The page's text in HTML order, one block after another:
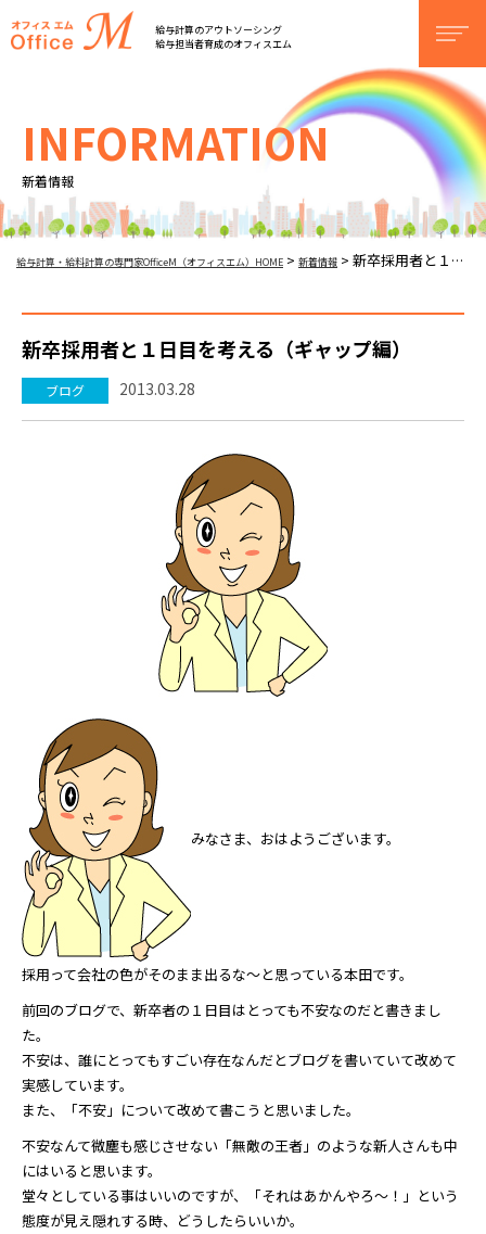
オフィスM
給与計算のアウトソーシング
給与担当者育成のオフィスエム
INFORMATION
新着情報
給与計算・給料計算の専門家OfficeM（オフィスエム）HOME > 新着情報 > 新卒採用者と１日目を考える（ギャップ編）
新卒採用者と１日目を考える（ギャップ編）
ブログ 2013.03.28
みなさま、おはようございます。
採用って会社の色がそのまま出るな～と思っている本田です。
前回のブログで、新卒者の１日目はとっても不安なのだと書きまし
た。
不安は、誰にとってもすごい存在なんだとブログを書いていて改めて
実感しています。
また、「不安」について改めて書こうと思いました。
不安なんて微塵も感じさせない「無敵の王者」のような新人さんも中
にはいると思います。
堂々としている事はいいのですが、「それはあかんやろ～！」という
態度が見え隠れする時、どうしたらいいか。